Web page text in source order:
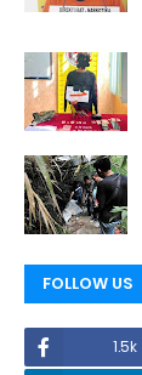
FOLLOW US
1.5k